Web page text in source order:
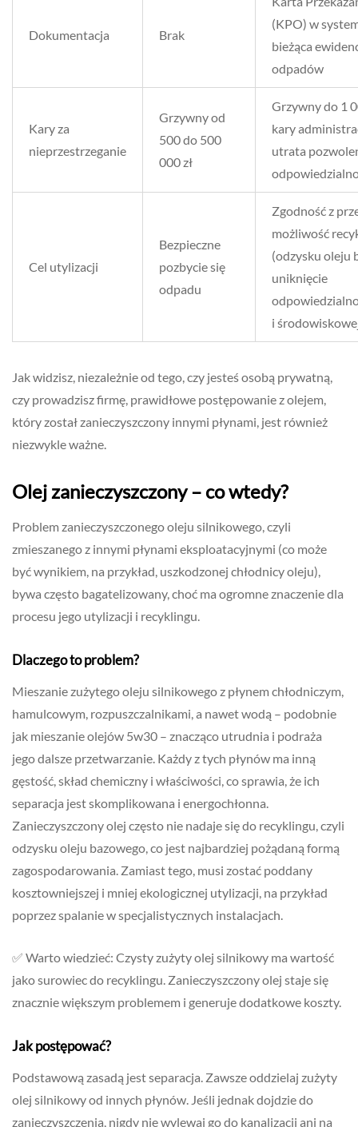
Dokumentacja Brak
(KPO) w
bieżąca
odpadów
Kary za
nieprzestrzeganie
Grzywny od
500 do 500
000 zł
Grzywny do 1
kary
utrata
Cel utylizacji
Bezpieczne
pozbycie się
odpadu
Zgodność z
możliwość
(odzysku oleju
uniknięcie
i
Jak widzisz, niezależnie od tego, czy jesteś osobą prywatną,
czy prowadzisz firmę, prawidłowe postępowanie z olejem,
który został zanieczyszczony innymi płynami, jest również
niezwykle ważne.
Olej zanieczyszczony – co wtedy?
Problem zanieczyszczonego oleju silnikowego, czyli
zmieszanego z innymi płynami eksploatacyjnymi (co może
być wynikiem, na przykład, uszkodzonej chłodnicy oleju),
bywa często bagatelizowany, choć ma ogromne znaczenie dla
procesu jego utylizacji i recyklingu.
Dlaczego to problem?
Mieszanie zużytego oleju silnikowego z płynem chłodniczym,
hamulcowym, rozpuszczalnikami, a nawet wodą – podobnie
jak mieszanie olejów 5w30 – znacząco utrudnia i podraża
jego dalsze przetwarzanie. Każdy z tych płynów ma inną
gęstość, skład chemiczny i właściwości, co sprawia, że ich
separacja jest skomplikowana i energochłonna.
Zanieczyszczony olej często nie nadaje się do recyklingu, czyli
odzysku oleju bazowego, co jest najbardziej pożądaną formą
zagospodarowania. Zamiast tego, musi zostać poddany
kosztowniejszej i mniej ekologicznej utylizacji, na przykład
poprzez spalanie w specjalistycznych instalacjach.
✅ Warto wiedzieć: Czysty zużyty olej silnikowy ma wartość
jako surowiec do recyklingu. Zanieczyszczony olej staje się
znacznie większym problemem i generuje dodatkowe koszty.
Jak postępować?
Podstawową zasadą jest separacja. Zawsze oddzielaj zużyty
olej silnikowy od innych płynów. Jeśli jednak dojdzie do
zanieczyszczenia, nigdy nie wylewaj go do kanalizacji ani na